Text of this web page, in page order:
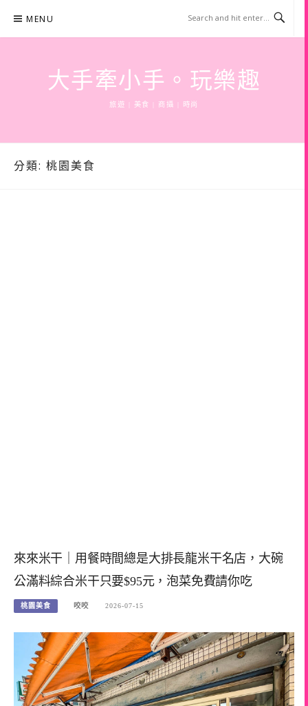
content
MENU
大手牽小手。玩樂趣
旅遊 | 美食 | 商攝 | 時尚
分類: 桃園美食
來來米干｜用餐時間總是大排長龍米干名店，大碗
公滿料綜合米干只要$95元，泡菜免費請你吃
桃園美食 咬咬 2026-07-15